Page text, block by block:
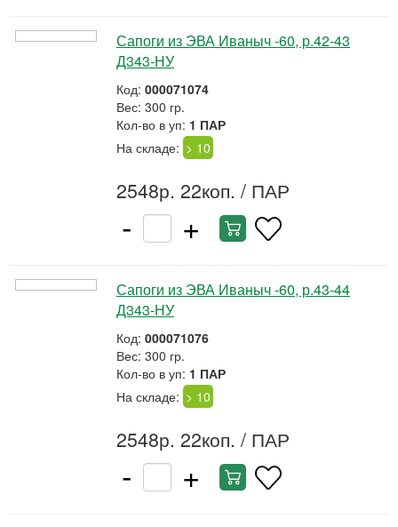
Сапоги из ЭВА Иваныч -60, р.42-43
Д343-НУ
Код: 000071074
Вес: 300 гр.
Кол-во в уп: 1 ПАР
На складе: > 10
2548р. 22коп. / ПАР
- +
Сапоги из ЭВА Иваныч -60, р.43-44
Д343-НУ
Код: 000071076
Вес: 300 гр.
Кол-во в уп: 1 ПАР
На складе: > 10
2548р. 22коп. / ПАР
- +